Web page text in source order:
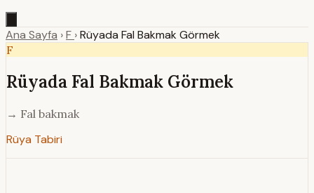
Ana Sayfa ›F ›Rüyada Fal Bakmak Görmek
F
Rüyada Fal Bakmak Görmek
→ Fal bakmak
Rüya Tabiri